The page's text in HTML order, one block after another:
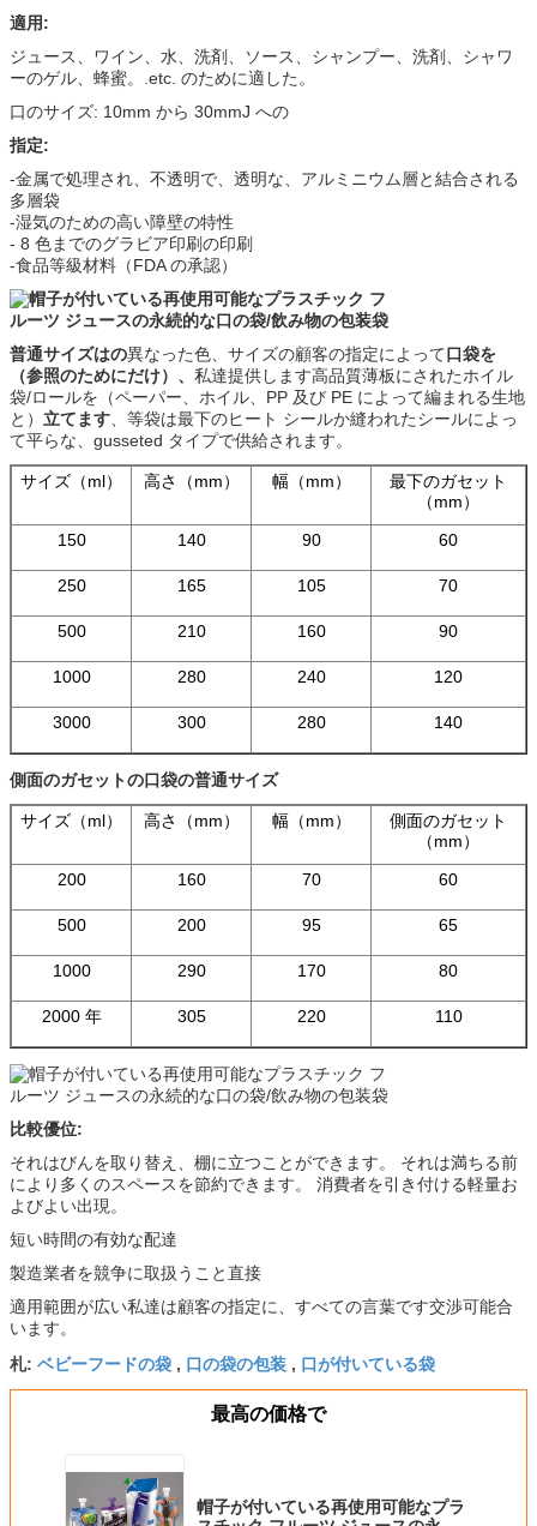
適用:
ジュース、ワイン、水、洗剤、ソース、シャンプー、洗剤、シャワ
ーのゲル、蜂蜜。.etc. のために適した。
口のサイズ: 10mm から 30mmJ への
指定:
-金属で処理され、不透明で、透明な、アルミニウム層と結合される
多層袋
-湿気のための高い障壁の特性
- 8 色までのグラビア印刷の印刷
-食品等級材料（FDA の承認）
普通サイズはの異なった色、サイズの顧客の指定によって口袋を
（参照のためにだけ）、 私達提供します高品質薄板にされたホイル
袋/ロールを（ペーパー、ホイル、PP 及び PE によって編まれる生地
と） 立てます 、等袋は最下のヒート シールか縫われたシールによっ
て平らな、gusseted タイプで供給されます。
サイズ（ml） 高さ（mm） 幅（mm）
最下のガセット
（mm）
150
140 90 60
250 165 105 70
500 210 160 90
1000 280 240 120
3000 300 280 140
側面のガセットの口袋の普通サイズ
サイズ（ml） 高さ（mm） 幅（mm）
側面のガセット
（mm）
200
160 70 60
500 200 95 65
1000 290 170 80
2000 年 305 220 110
比較優位:
それはびんを取り替え、棚に立つことができます。 それは満ちる前
により多くのスペースを節約できます。 消費者を引き付ける軽量お
よびよい出現。
短い時間の有効な配達
製造業者を競争に取扱うこと直接
適用範囲が広い私達は顧客の指定に、すべての言葉です交渉可能合
います。
札: ベビーフードの袋 , 口の袋の包装 , 口が付いている袋
最高の価格で
帽子が付いている再使用可能なプラ